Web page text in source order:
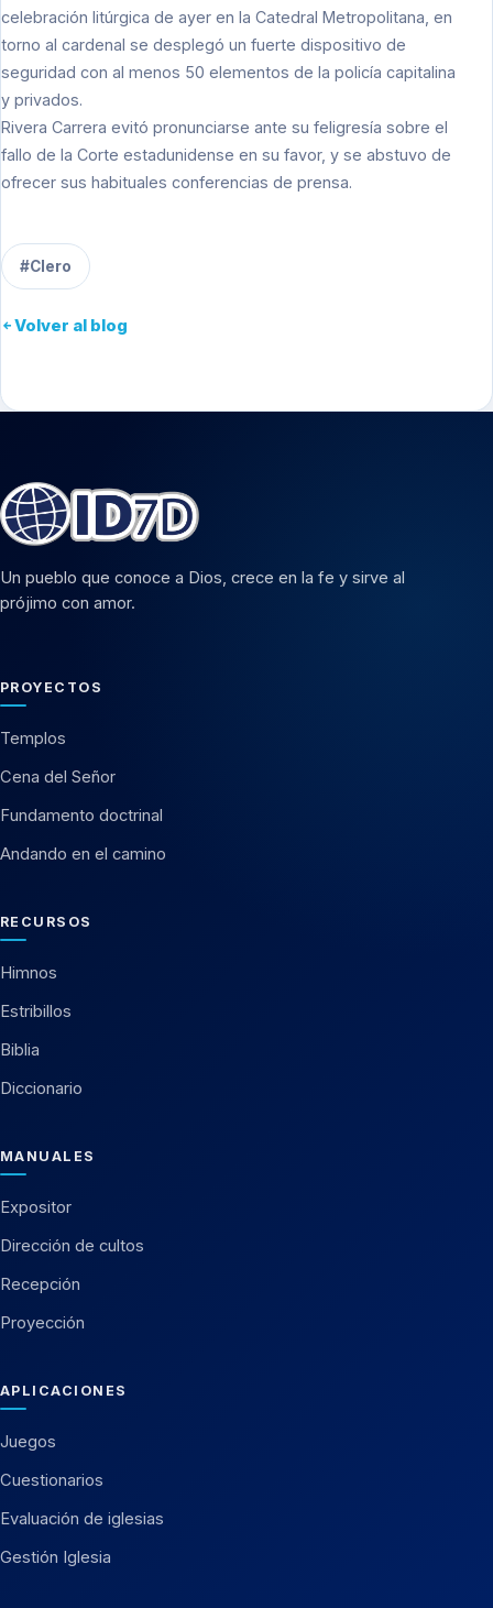
celebración litúrgica de ayer en la Catedral Metropolitana, en
torno al cardenal se desplegó un fuerte dispositivo de
seguridad con al menos 50 elementos de la policía capitalina
y privados.
Rivera Carrera evitó pronunciarse ante su feligresía sobre el
fallo de la Corte estadunidense en su favor, y se abstuvo de
ofrecer sus habituales conferencias de prensa.
#Clero
Volver al blog
Un pueblo que conoce a Dios, crece en la fe y sirve al
prójimo con amor.
PROYECTOS
Templos
Cena del Señor
Fundamento doctrinal
Andando en el camino
RECURSOS
Himnos
Estribillos
Biblia
Diccionario
MANUALES
Expositor
Dirección de cultos
Recepción
Proyección
APLICACIONES
Juegos
Cuestionarios
Evaluación de iglesias
Gestión Iglesia